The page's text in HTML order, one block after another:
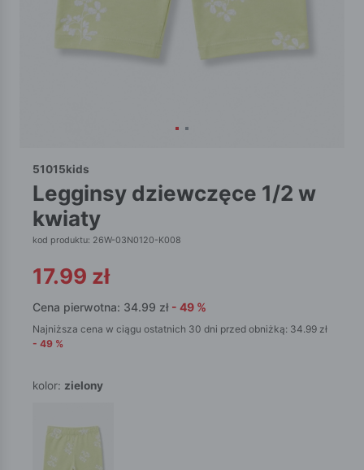
51015kids
legginsy dziewczęce 1/2 w
kwiaty
kod produktu: 26W-03N0120-K008
17.99 zł
Cena pierwotna: 34.99 zł - 49 %
Najniższa cena w ciągu ostatnich 30 dni przed obniżką: 34.99 zł
- 49 %
kolor: zielony